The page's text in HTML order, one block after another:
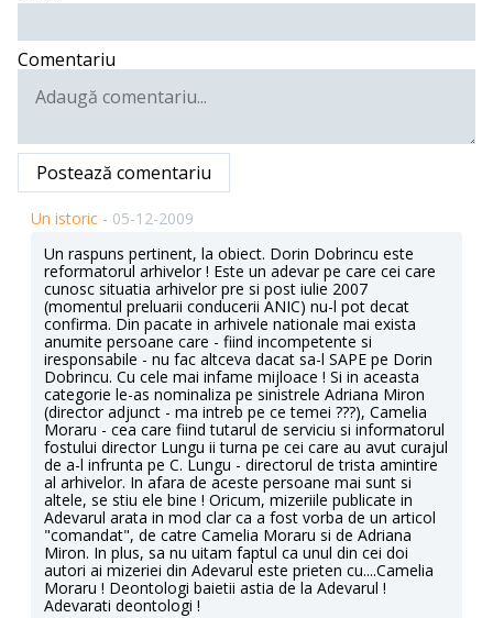
Comentariu
Postează comentariu
Un istoric - 05-12-2009
Un raspuns pertinent, la obiect. Dorin Dobrincu este
reformatorul arhivelor ! Este un adevar pe care cei care
cunosc situatia arhivelor pre si post iulie 2007
(momentul preluarii conducerii ANIC) nu-l pot decat
confirma. Din pacate in arhivele nationale mai exista
anumite persoane care - fiind incompetente si
iresponsabile - nu fac altceva dacat sa-l SAPE pe Dorin
Dobrincu. Cu cele mai infame mijloace ! Si in aceasta
categorie le-as nominaliza pe sinistrele Adriana Miron
(director adjunct - ma intreb pe ce temei ???), Camelia
Moraru - cea care fiind tutarul de serviciu si informatorul
fostului director Lungu ii turna pe cei care au avut curajul
de a-l infrunta pe C. Lungu - directorul de trista amintire
al arhivelor. In afara de aceste persoane mai sunt si
altele, se stiu ele bine ! Oricum, mizeriile publicate in
Adevarul arata in mod clar ca a fost vorba de un articol
"comandat", de catre Camelia Moraru si de Adriana
Miron. In plus, sa nu uitam faptul ca unul din cei doi
autori ai mizeriei din Adevarul este prieten cu....Camelia
Moraru ! Deontologi baietii astia de la Adevarul !
Adevarati deontologi !